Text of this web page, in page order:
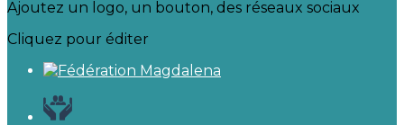
Ajoutez un logo, un bouton, des réseaux sociaux
Cliquez pour éditer